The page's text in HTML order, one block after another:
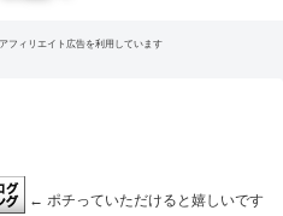
フィリエイト広告を利用しています
← ポチっていただけると嬉しいです